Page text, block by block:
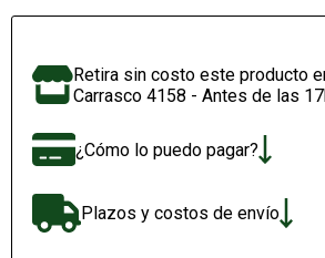
Retira sin costo este producto
Carrasco 4158 - Antes de las
¿Cómo lo puedo pagar?
Plazos y costos de envío